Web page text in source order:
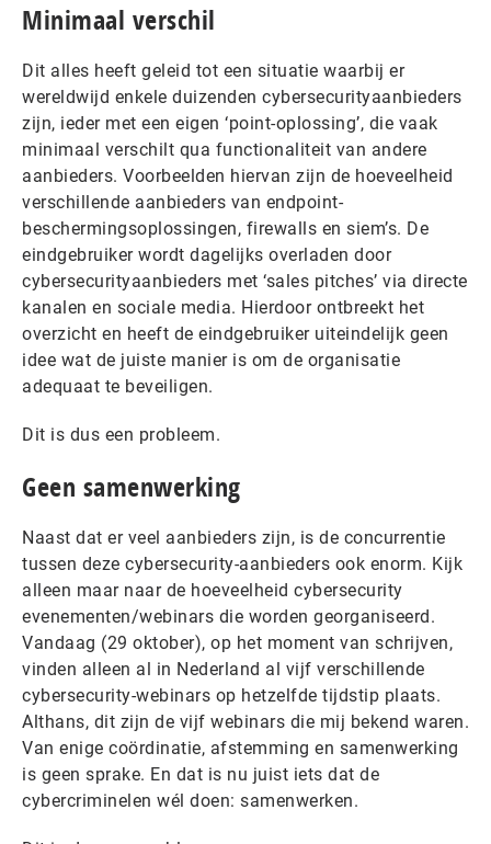
Minimaal verschil
Dit alles heeft geleid tot een situatie waarbij er
wereldwijd enkele duizenden cybersecurityaanbieders
zijn, ieder met een eigen ‘point-oplossing’, die vaak
minimaal verschilt qua functionaliteit van andere
aanbieders. Voorbeelden hiervan zijn de hoeveelheid
verschillende aanbieders van endpoint-
beschermingsoplossingen, firewalls en siem’s. De
eindgebruiker wordt dagelijks overladen door
cybersecurityaanbieders met ‘sales pitches’ via directe
kanalen en sociale media. Hierdoor ontbreekt het
overzicht en heeft de eindgebruiker uiteindelijk geen
idee wat de juiste manier is om de organisatie
adequaat te beveiligen.
Dit is dus een probleem.
Geen samenwerking
Naast dat er veel aanbieders zijn, is de concurrentie
tussen deze cybersecurity-aanbieders ook enorm. Kijk
alleen maar naar de hoeveelheid cybersecurity
evenementen/webinars die worden georganiseerd.
Vandaag (29 oktober), op het moment van schrijven,
vinden alleen al in Nederland al vijf verschillende
cybersecurity-webinars op hetzelfde tijdstip plaats.
Althans, dit zijn de vijf webinars die mij bekend waren.
Van enige coördinatie, afstemming en samenwerking
is geen sprake. En dat is nu juist iets dat de
cybercriminelen wél doen: samenwerken.